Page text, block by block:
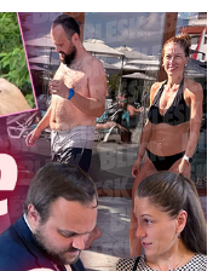
je tady královna?